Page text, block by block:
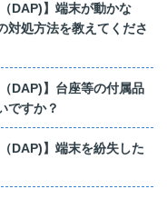
DAP)】端末が動かな
対処方法を教えてくださ
DAP)】台座等の付属品
ですか？
DAP)】端末を紛失した